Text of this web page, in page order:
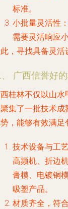
标准。
小批量灵活性
需要灵活响应
，寻找具备灵活
广西信誉好
桂林不仅以山
集了一批技术
，能够有效满足
技术设备与工
高频机、折边
膏模、电镀铜
吸塑产品。
材质齐全，符